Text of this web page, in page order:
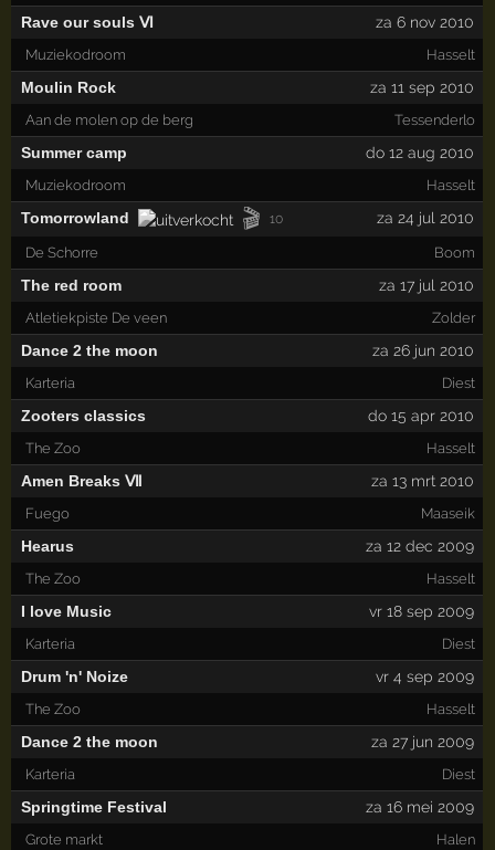
Rave our souls Ⅵ za 6 nov 2010
Muziekodroom Hasselt
Moulin Rock za 11 sep 2010
Aan de molen op de berg Tessenderlo
Summer camp do 12 aug 2010
Muziekodroom Hasselt
Tomorrowland 🎬 10 za 24 jul 2010
De Schorre Boom
The red room za 17 jul 2010
Atletiekpiste De veen Zolder
Dance 2 the moon za 26 jun 2010
Karteria Diest
Zooters classics do 15 apr 2010
The Zoo Hasselt
Amen Breaks Ⅶ za 13 mrt 2010
Fuego Maaseik
Hearus za 12 dec 2009
The Zoo Hasselt
I love Music vr 18 sep 2009
Karteria Diest
Drum 'n' Noize vr 4 sep 2009
The Zoo Hasselt
Dance 2 the moon za 27 jun 2009
Karteria Diest
Springtime Festival za 16 mei 2009
Grote markt Halen